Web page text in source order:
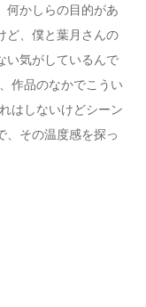
何かしらの目的があ
ど、僕と葉月さんの
い気がしているんで
作品のなかでこうい
はしないけどシーン
、その温度感を探っ